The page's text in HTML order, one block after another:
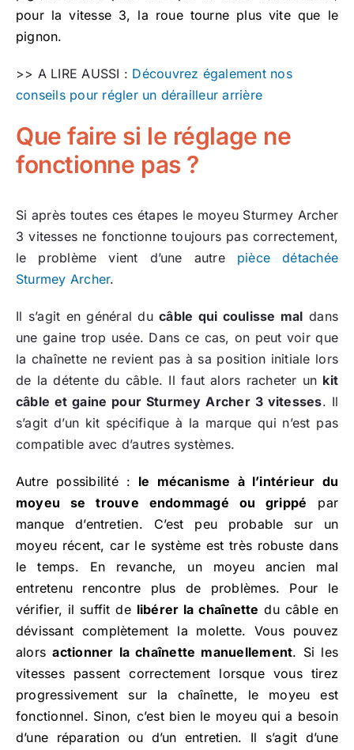
pour la vitesse 3, la roue tourne plus vite que le
pignon.
>> A LIRE AUSSI : Découvrez également nos
conseils pour régler un dérailleur arrière
Que faire si le réglage ne
fonctionne pas ?
Si après toutes ces étapes le moyeu Sturmey Archer
3 vitesses ne fonctionne toujours pas correctement,
le problème vient d’une autre pièce détachée
Sturmey Archer.
Il s’agit en général ducâble qui coulisse mal dans
une gaine trop usée. Dans ce cas, on peut voir que
la chaînette ne revient pas à sa position initiale lors
de la détente du câble. Il faut alors racheter un kit
câble et gaine pour Sturmey Archer 3 vitesses. Il
s’agit d’un kit spécifique à la marque qui n’est pas
compatible avec d’autres systèmes.
Autre possibilité : le mécanisme à l’intérieur du
moyeu se trouve endommagé ou grippé par
manque d’entretien. C’est peu probable sur un
moyeu récent, car le système est très robuste dans
le temps. En revanche, un moyeu ancien mal
entretenu rencontre plus de problèmes. Pour le
vérifier, il suffit de libérer la chaînette du câble en
dévissant complètement la molette. Vous pouvez
alorsactionner la chaînette manuellement. Si les
vitesses passent correctement lorsque vous tirez
progressivement sur la chaînette, le moyeu est
fonctionnel. Sinon, c’est bien le moyeu qui a besoin
d’une réparation ou d’un entretien. Il s’agit d’une